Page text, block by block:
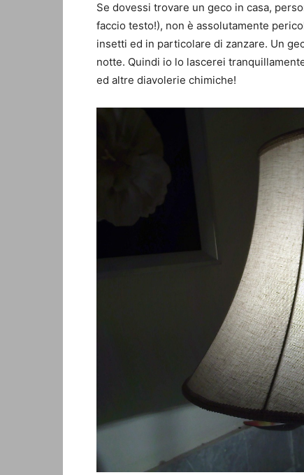
Se dovessi trovare un geco in casa,
faccio testo!), non è assolutamente
insetti ed in particolare di zanzare. Un
notte. Quindi io lo lascerei
ed altre diavolerie chimiche!